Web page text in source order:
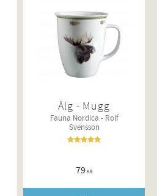
Älg - Mugg
Fauna Nordica - Rolf
Svensson
79KR